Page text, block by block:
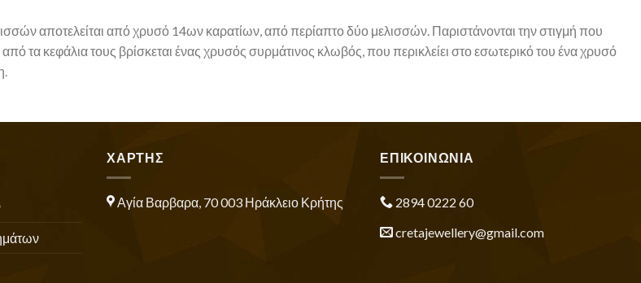
αποτελείται από χρυσό 14ων καρατίων, από περίαπτο δύο μελισσών. Παριστάνονται την στιγμή που
τα κεφάλια τους βρίσκεται ένας χρυσός συρμάτινος κλωβός, που περικλείει στο εσωτερικό του ένα χρυσό
ΧΑΡΤΗΣ
Αγία Βαρβαρα, 70 003 Ηράκλειο Κρήτης
ΕΠΙΚΟΙΝΩΝΙΑ
2894 0222 60
cretajewellery@gmail.com